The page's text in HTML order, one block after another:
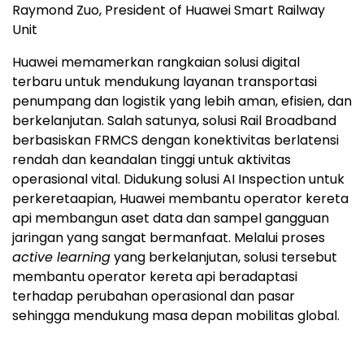
Raymond Zuo, President of Huawei Smart Railway
Unit
Huawei memamerkan rangkaian solusi digital
terbaru untuk mendukung layanan transportasi
penumpang dan logistik yang lebih aman, efisien, dan
berkelanjutan. Salah satunya, solusi Rail Broadband
berbasiskan FRMCS dengan konektivitas berlatensi
rendah dan keandalan tinggi untuk aktivitas
operasional vital. Didukung solusi AI Inspection untuk
perkeretaapian, Huawei membantu operator kereta
api membangun aset data dan sampel gangguan
jaringan yang sangat bermanfaat. Melalui proses
active learningyang berkelanjutan, solusi tersebut
membantu operator kereta api beradaptasi
terhadap perubahan operasional dan pasar
sehingga mendukung masa depan mobilitas global.